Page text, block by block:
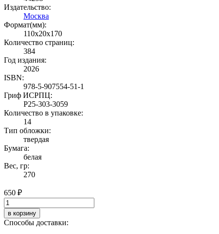
Издательство:
Москва
Формат(мм):
110x20x170
Количество страниц:
384
Год издания:
2026
ISBN:
978-5-907554-51-1
Гриф ИСРПЦ:
Р25-303-3059
Количество в упаковке:
14
Тип обложки:
твердая
Бумага:
белая
Вес, гр:
270
650 ₽
в корзину
Способы доставки: